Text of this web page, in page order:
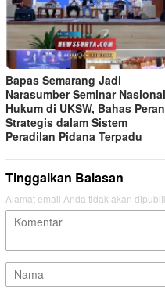
Bapas Semarang Jadi
Narasumber Seminar Nasional
Hukum di UKSW, Bahas Peran
Strategis dalam Sistem
Peradilan Pidana Terpadu
Tinggalkan Balasan
Alamat email Anda tidak akan